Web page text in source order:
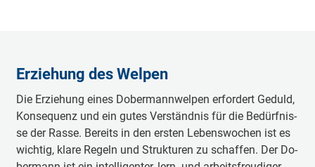
Er­zie­hung des Wel­pen
Die Er­zie­hung ei­nes Do­ber­mann­wel­pen er­for­dert Ge­duld,
Kon­se­quenz und ein gu­tes Ver­ständ­nis für die Be­dürf­nis­
se der Ras­se. Be­reits in den ers­ten Le­bens­wo­chen ist es
wich­tig, kla­re Re­geln und Struk­tu­ren zu schaf­fen. Der Do­